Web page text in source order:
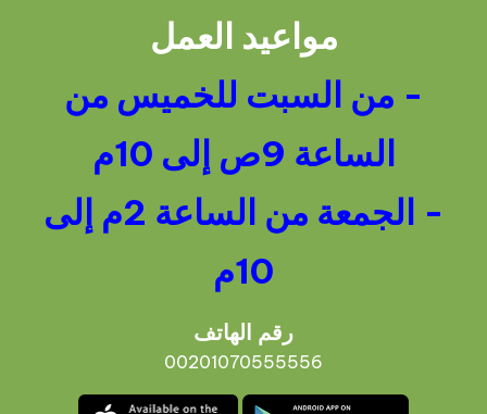
مواعيد العمل
- من السبت للخميس من
الساعة 9ص إلى 10م
- الجمعة من الساعة 2م إلى
10م
رقم الهاتف
00201070555556